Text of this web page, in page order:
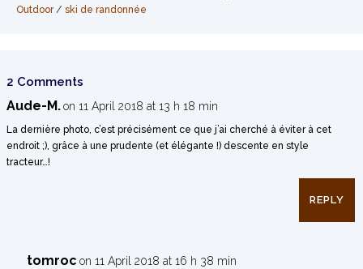
Outdoor/ ski de randonnée
2 Comments
Aude-M.on 11 April 2018 at 13 h 18 min
La dernière photo, c’est précisément ce que j’ai cherché à éviter à cet
endroit ;), grâce à une prudente (et élégante !) descente en style
tracteur…!
REPLY
tomroc on 11 April 2018 at 16 h 38 min